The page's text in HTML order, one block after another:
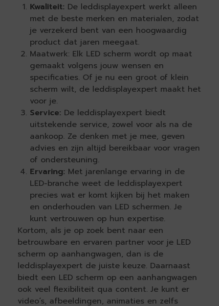
Kwaliteit: De leddisplayexpert werkt alleen
met de beste merken en materialen, zodat
je verzekerd bent van een hoogwaardig
product dat jaren meegaat.
Maatwerk: Elk LED scherm wordt op maat
gemaakt volgens jouw wensen en
specificaties. Of je nu een groot of klein
scherm wilt, de leddisplayexpert maakt het
voor je.
Service: De leddisplayexpert biedt
uitstekende service, zowel voor als na de
aankoop. Ze denken met je mee, geven
advies en zijn altijd bereikbaar voor vragen
of ondersteuning.
Ervaring: Met jarenlange ervaring in de
LED-branche weet de leddisplayexpert
precies wat er komt kijken bij het maken
en onderhouden van LED schermen. Je
kunt vertrouwen op hun expertise.
Kortom, als je op zoek bent naar een
betrouwbare en ervaren partner voor je LED
scherm op aanhangwagen, dan is de
leddisplayexpert de juiste keuze. Daarnaast
biedt een LED scherm op een aanhangwagen
ook veel flexibiliteit qua content. Je kunt er
video’s, afbeeldingen, animaties en zelfs